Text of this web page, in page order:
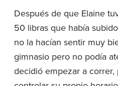
Después de que Elaine
50 libras que había
no la hacían sentir muy
gimnasio pero no podía
decidió empezar a correr,